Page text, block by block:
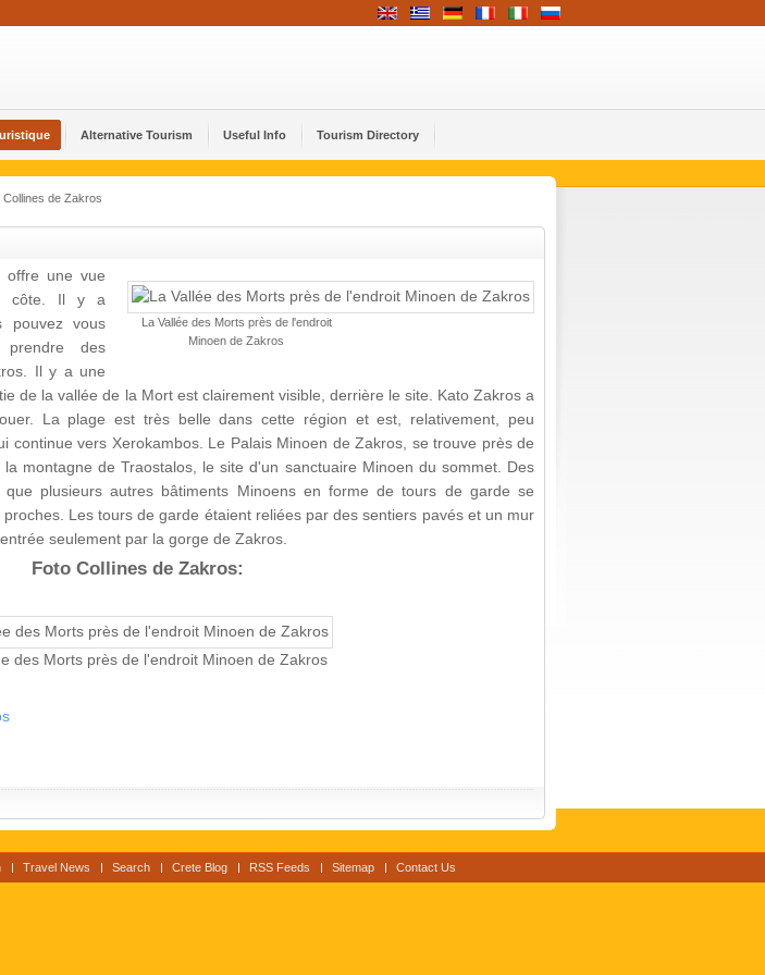
Alternative Tourism Useful Info Tourism Directory
Collines de Zakros
La Vallée des Morts près de l'endroit
Minoen de Zakros
offre une vue
côte. Il y a
pouvez vous
des
Il y a une
de la vallée de la Mort est clairement visible, derrière le site. Kato Zakros a
La plage est très belle dans cette région et est, relativement, peu
continue vers Xerokambos. Le Palais Minoen de Zakros, se trouve près de
montagne de Traostalos, le site d'un sanctuaire Minoen du sommet. Des
que plusieurs autres bâtiments Minoens en forme de tours de garde se
Les tours de garde étaient reliées par des sentiers pavés et un mur
seulement par la gorge de Zakros.
Foto Collines de Zakros:
des Morts près de l'endroit Minoen de Zakros
Travel News Search Crete Blog RSS Feeds Sitemap Contact Us